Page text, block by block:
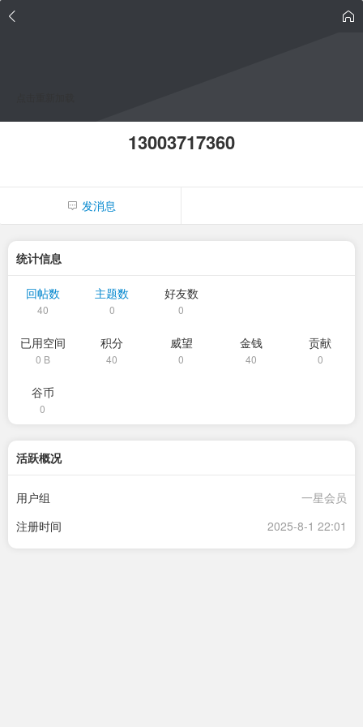
13003717360
发消息
统计信息
回帖数
40
主题数
0
好友数
0
已用空间
0 B
积分
40
威望
0
金钱
40
贡献
0
谷币
0
活跃概况
用户组
一星会员
注册时间
2025-8-1 22:01